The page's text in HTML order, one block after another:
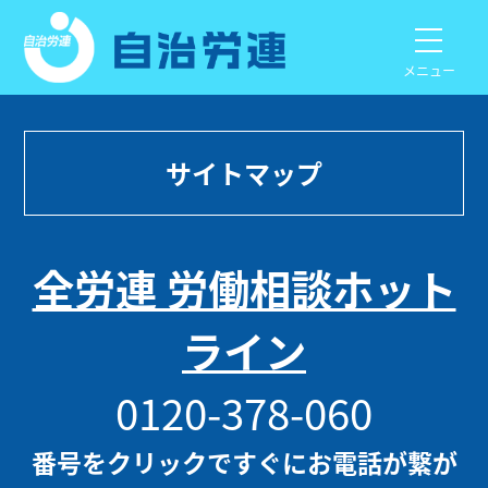
メニュー
サイトマップ
全労連 労働相談ホット
ライン
0120-378-060
番号をクリックですぐにお電話が繋が